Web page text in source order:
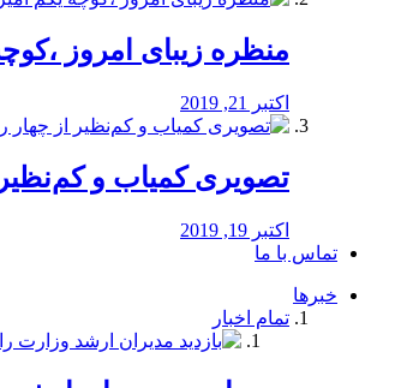
منظره‌‌ زیبای امروز
اکتبر 21, 2019
️تصویری کمیاب و کم‌نظیر از
اکتبر 19, 2019
تماس با ما
خبرها
تمام اخبار